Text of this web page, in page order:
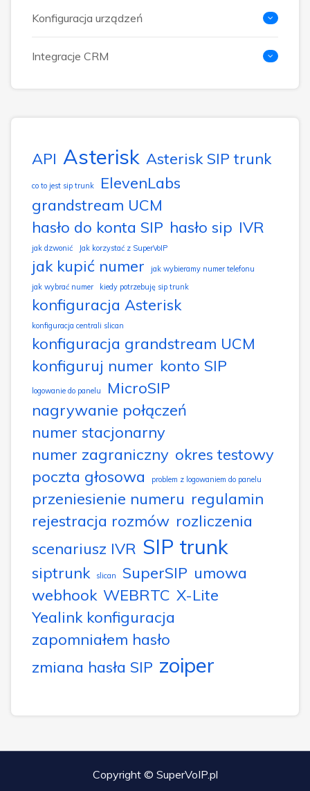
Konfiguracja urządzeń
Integracje CRM
API Asterisk Asterisk SIP trunk
co to jest sip trunk
ElevenLabs
grandstream UCM
hasło do konta SIP hasło sip IVR
jak dzwonić Jak korzystać z SuperVoIP
jak kupić numer
jak wybieramy numer telefonu
jak wybrać numer
kiedy potrzebuję sip trunk
konfiguracja Asterisk
konfiguracja centrali slican
konfiguracja grandstream UCM
konfiguruj numer konto SIP
logowanie do panelu
MicroSIP
nagrywanie połączeń
numer stacjonarny
numer zagraniczny okres testowy
poczta głosowa
problem z logowaniem do panelu
przeniesienie numeru regulamin
rejestracja rozmów rozliczenia
scenariusz IVR SIP trunk
siptrunk slican SuperSIP umowa
webhook WEBRTC X-Lite
Yealink konfiguracja
zapomniałem hasło
zmiana hasła SIP zoiper
Copyright © SuperVoIP.pl